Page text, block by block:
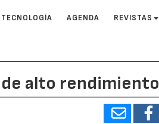
TECNOLOGÍA AGENDA REVISTAS
de alto rendimiento